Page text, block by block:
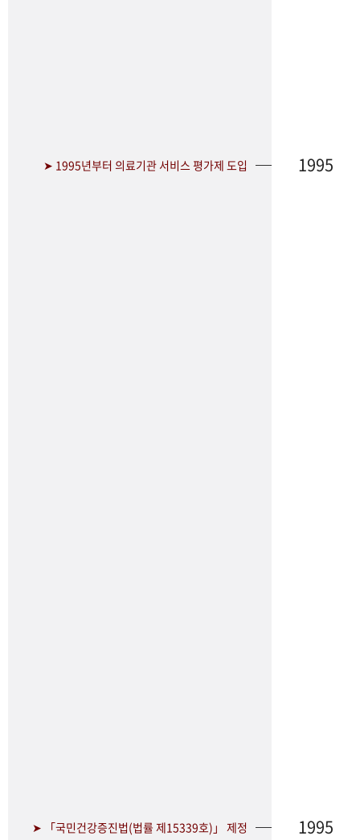
➤ 1995년부터 의료기관 서비스 평가제 도입 1995
➤ 「국민건강증진법(법률 제15339호)」 제정 1995